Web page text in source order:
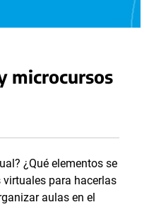
microcursos
¿Qué elementos se
virtuales para hacerlas
aulas en el